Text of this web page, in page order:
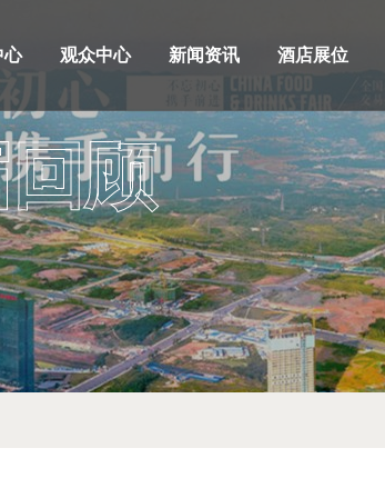
心 观众中心 新闻资讯 酒店展位
顾